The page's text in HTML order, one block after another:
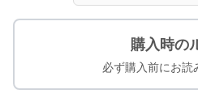
購入時の
必ず購入前にお読